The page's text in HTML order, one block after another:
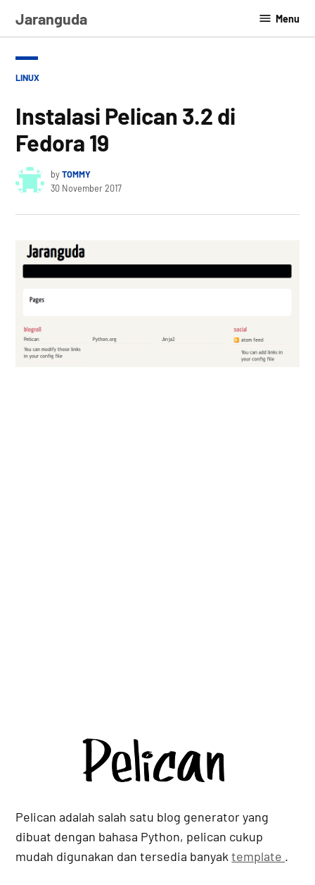
Jaranguda Menu
POSTED
LINUX
Instalasi Pelican 3.2 di
Fedora 19
byTOMMY
30 November 2017
Pelican adalah salah satu blog generator yang
dibuat dengan bahasa Python, pelican cukup
mudah digunakan dan tersedia banyaktemplate .